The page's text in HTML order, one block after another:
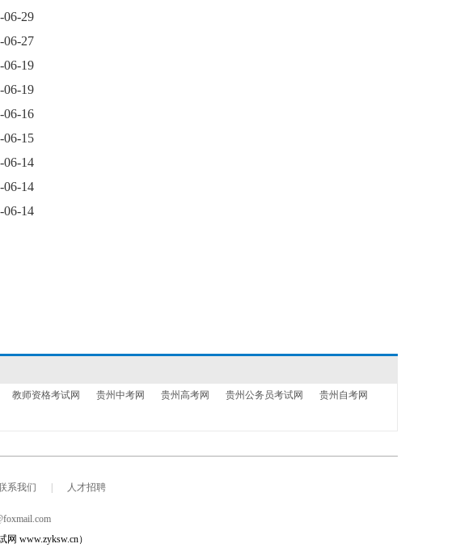
06-29
06-27
06-19
06-19
06-16
06-15
06-14
06-14
06-14
教师资格考试网 贵州中考网 贵州高考网 贵州公务员考试网 贵州自考网
系我们 人才招聘
www.zyksw.cn）